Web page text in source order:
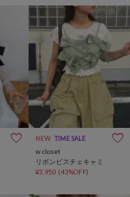
NEW TIME SALE
w closet
リボンビスチェキャミ
¥3,950 (43%OFF)